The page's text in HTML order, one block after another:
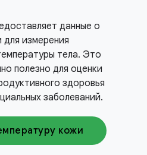
данные о
измерения
тела. Это
полезно для оценки
здоровья
заболеваний.
кожи